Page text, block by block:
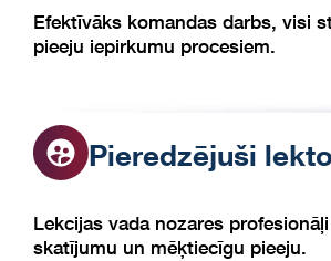
Efektīvāks komandas darbs, visi
pieeju iepirkumu procesiem.
Pieredzējuši
Lekcijas vada nozares
skatījumu un mēķtiecīgu pieeju.